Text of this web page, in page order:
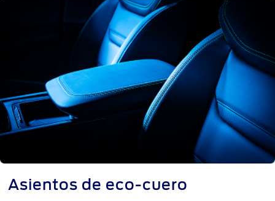
Asientos de eco-cuero